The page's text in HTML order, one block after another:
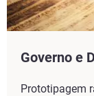
Governo e
Prototipagem